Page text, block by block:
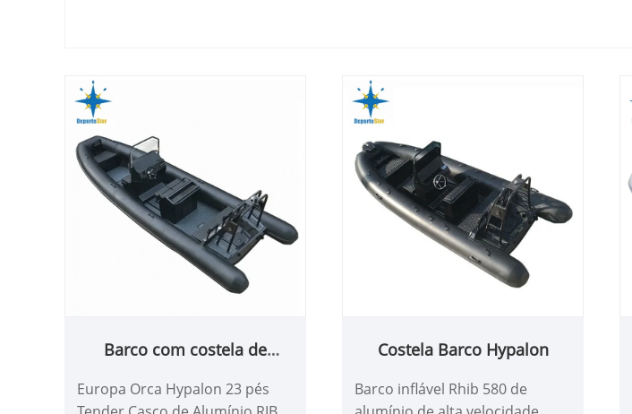
Barco com costela de
Europa Orca Hypalon 23 pés
Costela Barco Hypalon
Barco inflável Rhib 580 de